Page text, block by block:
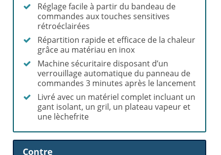
Réglage facile à partir du bandeau de
commandes aux touches sensitives
rétroéclairées
Répartition rapide et efficace de la chaleur
grâce au matériau en inox
Machine sécuritaire disposant d’un
verrouillage automatique du panneau de
commandes 3 minutes après le lancement
Livré avec un matériel complet incluant un
gant isolant, un gril, un plateau vapeur et
une lèchefrite
Contre